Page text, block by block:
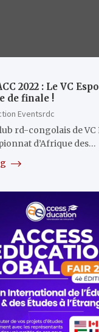
2022 : Le VC
de finale !
Eventsrdc
rd-congolais de VC
d’Afrique des…